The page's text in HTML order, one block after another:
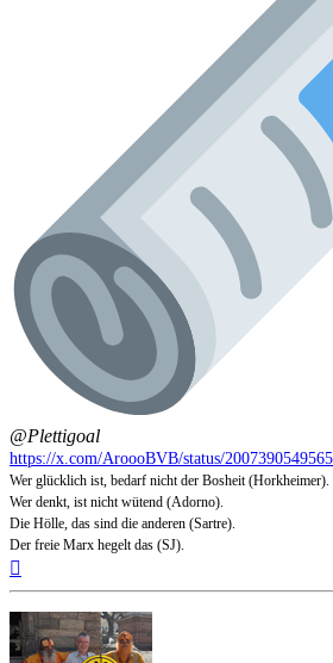
@Plettigoal
https://x.com/AroooBVB/status/
Wer glücklich ist, bedarf nicht der Bosheit (Horkheimer).
Wer denkt, ist nicht wütend (Adorno).
Die Hölle, das sind die anderen (Sartre).
Der freie Marx hegelt das (SJ).